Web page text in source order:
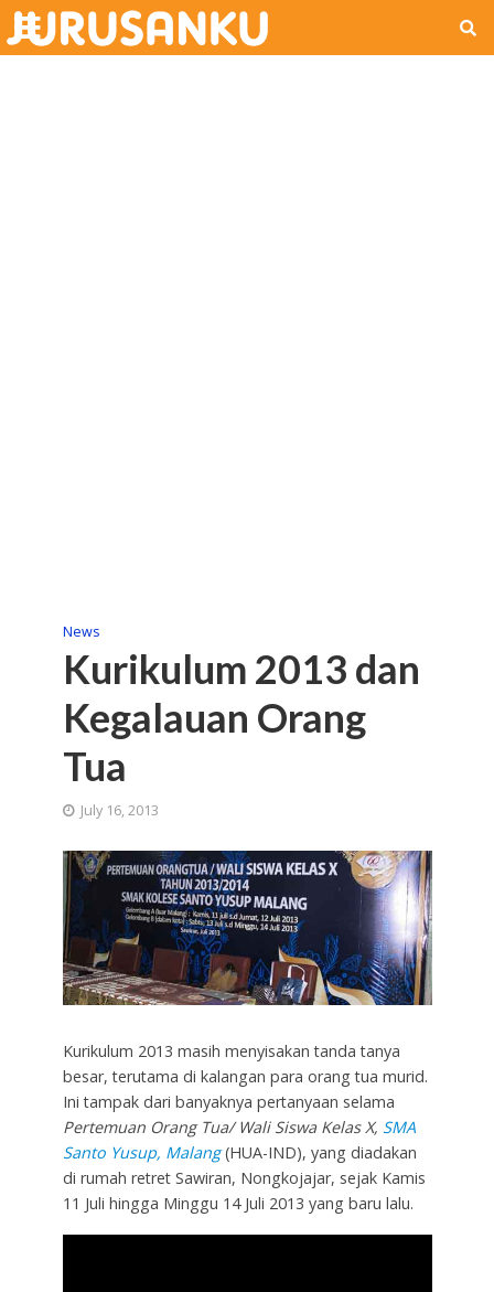
News
Kurikulum 2013 dan
Kegalauan Orang
Tua
July 16, 2013
Kurikulum 2013 masih menyisakan tanda tanya
besar, terutama di kalangan para orang tua murid.
Ini tampak dari banyaknya pertanyaan selama
Pertemuan Orang Tua/ Wali Siswa Kelas X, SMA
Santo Yusup, Malang(HUA-IND), yang diadakan
di rumah retret Sawiran, Nongkojajar, sejak Kamis
11 Juli hingga Minggu 14 Juli 2013 yang baru lalu.